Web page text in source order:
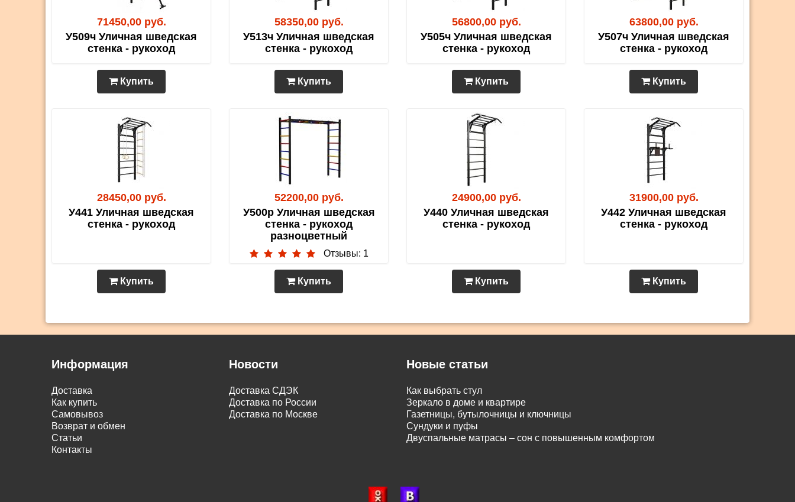
71450,00 руб.
У509ч Уличная шведская
стенка - рукоход
Купить
58350,00 руб.
У513ч Уличная шведская
стенка - рукоход
Купить
56800,00 руб.
У505ч Уличная шведская
стенка - рукоход
Купить
63800,00 руб.
У507ч Уличная шведская
стенка - рукоход
Купить
28450,00 руб.
У441 Уличная шведская
стенка - рукоход
Купить
52200,00 руб.
У500р Уличная шведская
стенка - рукоход
разноцветный
Отзывы: 1
Купить
24900,00 руб.
У440 Уличная шведская
стенка - рукоход
Купить
31900,00 руб.
У442 Уличная шведская
стенка - рукоход
Купить
Информация
Доставка
Как купить
Самовывоз
Возврат и обмен
Статьи
Контакты
Новости
Доставка СДЭК
Доставка по России
Доставка по Москве
Новые статьи
Как выбрать стул
Зеркало в доме и квартире
Газетницы, бутылочницы и ключницы
Сундуки и пуфы
Двуспальные матрасы – сон с повышенным комфортом